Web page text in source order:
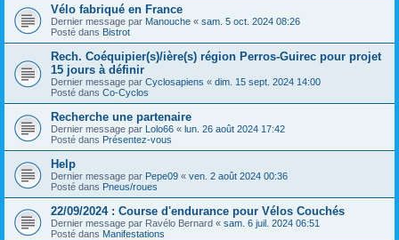
Vélo fabriqué en France
Dernier message par Manouche « sam. 5 oct. 2024 08:26
Posté dans Bistrot
Rech. Coéquipier(s)/ière(s) région Perros-Guirec pour projet
15 jours à définir
Dernier message par Cyclosapiens « dim. 15 sept. 2024 14:00
Posté dans Co-Cyclos
Recherche une partenaire
Dernier message par Lolo66 « lun. 26 août 2024 17:42
Posté dans Présentez-vous
Help
Dernier message par Pepe09 « ven. 2 août 2024 00:36
Posté dans Pneus/roues
22/09/2024 : Course d'endurance pour Vélos Couchés
Dernier message par Ravélo Bernard « sam. 6 juil. 2024 06:51
Posté dans Manifestations